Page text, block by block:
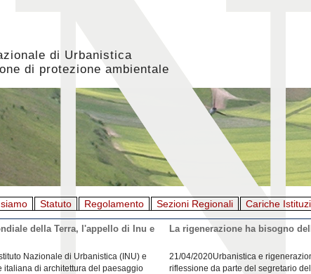
di Urbanistica
di protezione ambientale
Statuto Regolamento Sezioni Regionali Cariche
della Terra, l'appello di Inu e
Nazionale di Urbanistica (INU) e
italiana di architettura del paesaggio
La rigenerazione ha bisogno
21/04/2020Urbanistica e
riflessione da parte del segretario